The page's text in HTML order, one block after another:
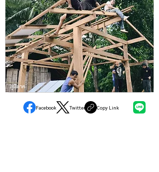
ภูมิภาค
Facebook Twitter Copy Link